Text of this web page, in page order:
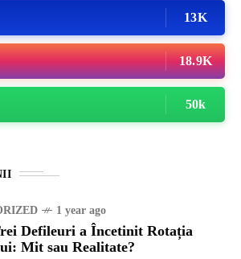
13K
18.9K
50k
1 year ago
Defileuri a Încetinit Rotația
Mit sau Realitate?